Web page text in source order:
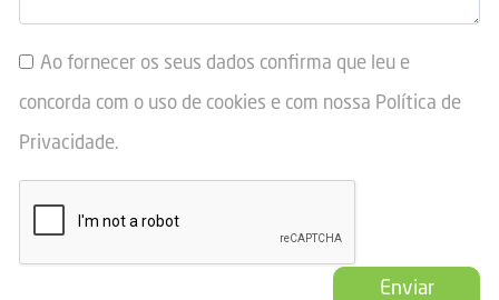
Ao fornecer os seus dados confirma que leu e
concorda com o uso de cookies e com nossa Política de
Privacidade.
Enviar